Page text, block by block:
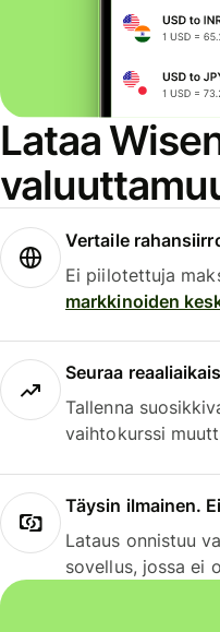
Lataa
Vertaile
Ei piilotettuja
markkinoiden
Seuraa
Tallenna
vaihtokurssi
Täysin ilmainen.
Lataus onnistuu
sovellus, jossa ei